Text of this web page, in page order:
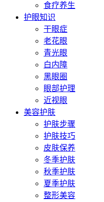
食疗养生
护眼知识
干眼症
老花眼
青光眼
白内障
黑眼圈
眼部护理
近视眼
美容护肤
护肤步骤
护肤技巧
皮肤保养
冬季护肤
秋季护肤
夏季护肤
整形美容